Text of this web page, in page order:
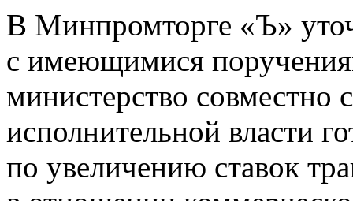
В Минпромторге «Ъ»
с имеющимися
министерство совместно
исполнительной власти
по увеличению ставок